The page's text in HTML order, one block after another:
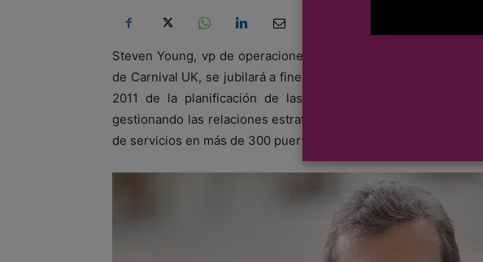
Steven Young, vp de operaciones portuarias y terrestres para
de Carnival UK, se jubilará a fines de este mes. Young ha sido
2011 de la planificación de las escalas de las flotas de
gestionando las relaciones estratégicas con los gobiernos,
de servicios en más de 300 puertos.